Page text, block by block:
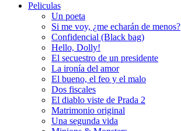
Peliculas
Un poeta
Si me voy, ¿me echarán de menos?
Confidencial (Black bag)
Hello, Dolly!
El secuestro de un presidente
La ironía del amor
El bueno, el feo y el malo
Dos fiscales
El diablo viste de Prada 2
Matrimonio original
Una segunda vida